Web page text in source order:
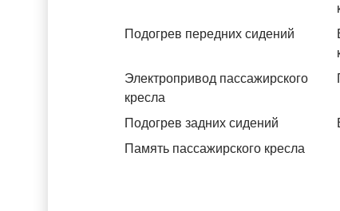
Подогрев передних сидений
Электропривод пассажирского
кресла
Подогрев задних сидений
Память пассажирского кресла